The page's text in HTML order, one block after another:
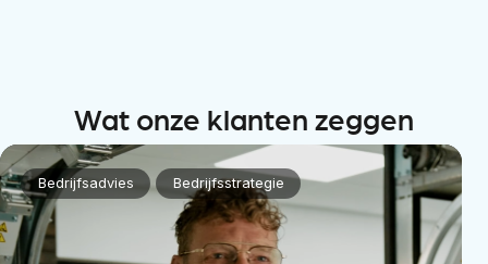
Wat onze klanten zeggen
Bedrijfsadvies Bedrijfsstrategie